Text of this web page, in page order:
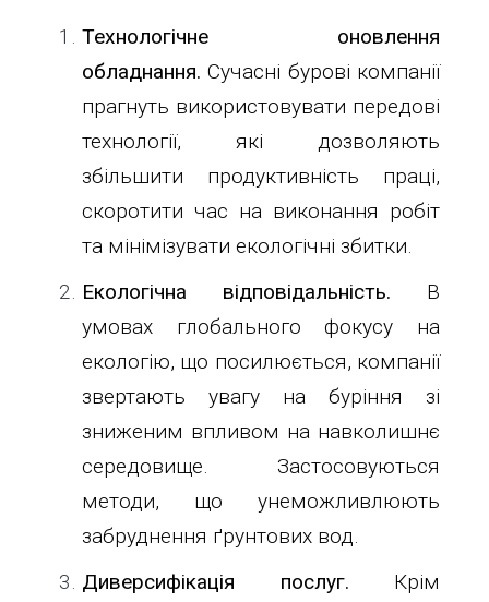
+38044-
+38098-
info@1kbk.com.ua
Технологічне оновлення
обладнання. Сучасні бурові компанії
прагнуть використовувати передові
технології, які дозволяють
збільшити продуктивність праці,
скоротити час на виконання робіт
та мінімізувати екологічні збитки.
Екологічна відповідальність. В
умовах глобального фокусу на
екологію, що посилюється, компанії
звертають увагу на буріння зі
зниженим впливом на навколишнє
середовище. Застосовуються
методи, що унеможливлюють
забруднення ґрунтових вод.
Диверсифікація послуг. Крім